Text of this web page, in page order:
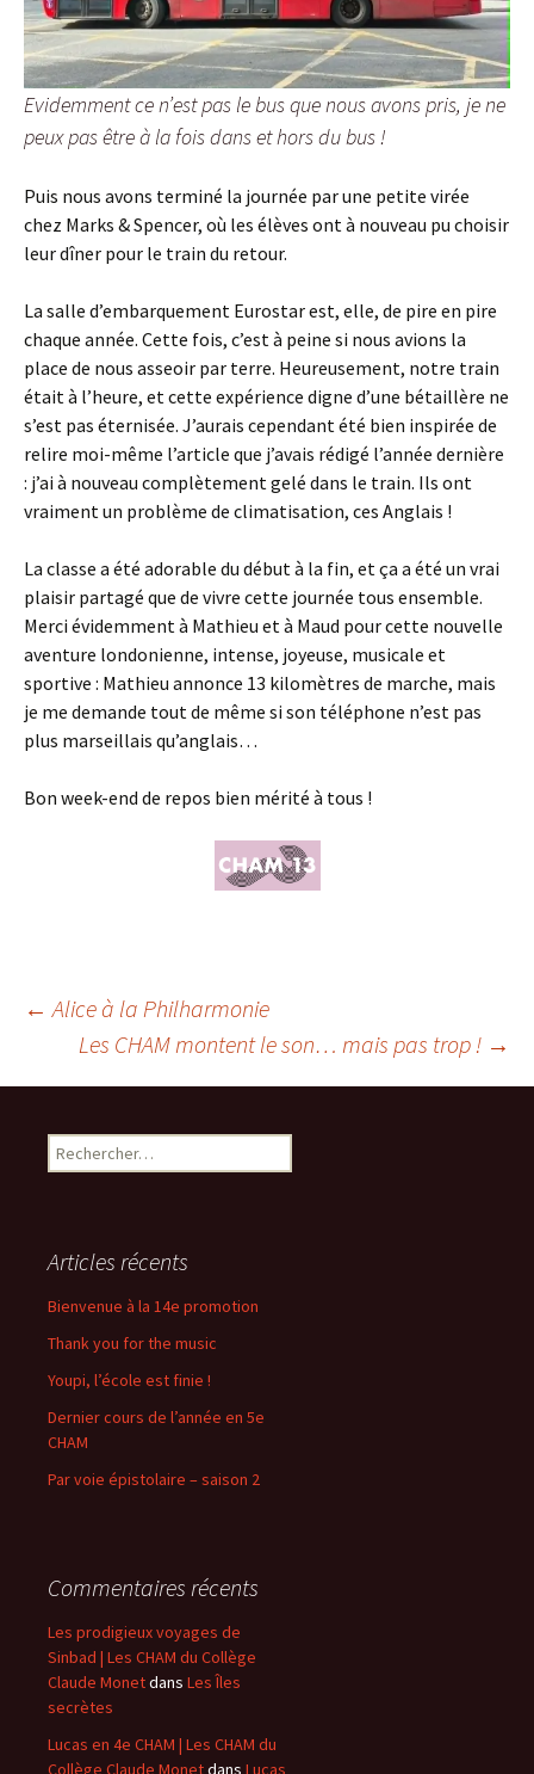
Evidemment ce n’est pas le bus que nous avons pris, je ne
peux pas être à la fois dans et hors du bus !
Puis nous avons terminé la journée par une petite virée
chez Marks & Spencer, où les élèves ont à nouveau pu choisir
leur dîner pour le train du retour.
La salle d’embarquement Eurostar est, elle, de pire en pire
chaque année. Cette fois, c’est à peine si nous avions la
place de nous asseoir par terre. Heureusement, notre train
était à l’heure, et cette expérience digne d’une bétaillère ne
s’est pas éternisée. J’aurais cependant été bien inspirée de
relire moi-même l’article que j’avais rédigé l’année dernière
: j’ai à nouveau complètement gelé dans le train. Ils ont
vraiment un problème de climatisation, ces Anglais !
La classe a été adorable du début à la fin, et ça a été un vrai
plaisir partagé que de vivre cette journée tous ensemble.
Merci évidemment à Mathieu et à Maud pour cette nouvelle
aventure londonienne, intense, joyeuse, musicale et
sportive : Mathieu annonce 13 kilomètres de marche, mais
je me demande tout de même si son téléphone n’est pas
plus marseillais qu’anglais…
Bon week-end de repos bien mérité à tous !
Navigation
des
articles
← Alice à la Philharmonie
Les CHAM montent le son… mais pas trop ! →
Rechercher :
Articles récents
Bienvenue à la 14e promotion
Thank you for the music
Youpi, l’école est finie !
Dernier cours de l’année en 5e
CHAM
Par voie épistolaire – saison 2
Commentaires récents
Les prodigieux voyages de
Sinbad | Les CHAM du Collège
Claude Monetdans Les Îles
secrètes
Lucas en 4e CHAM | Les CHAM du
Collège Claude Monetdans Lucas